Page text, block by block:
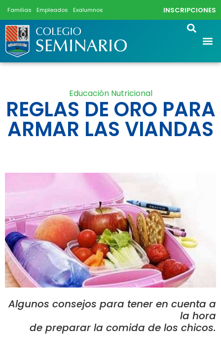
Familias Empleados Exalumnos INSCRIPCIONES
Educación Nutricional
REGLAS DE ORO PARA
ARMAR LAS VIANDAS
Algunos consejos para tener en cuenta a
la hora
de preparar la comida de los chicos.